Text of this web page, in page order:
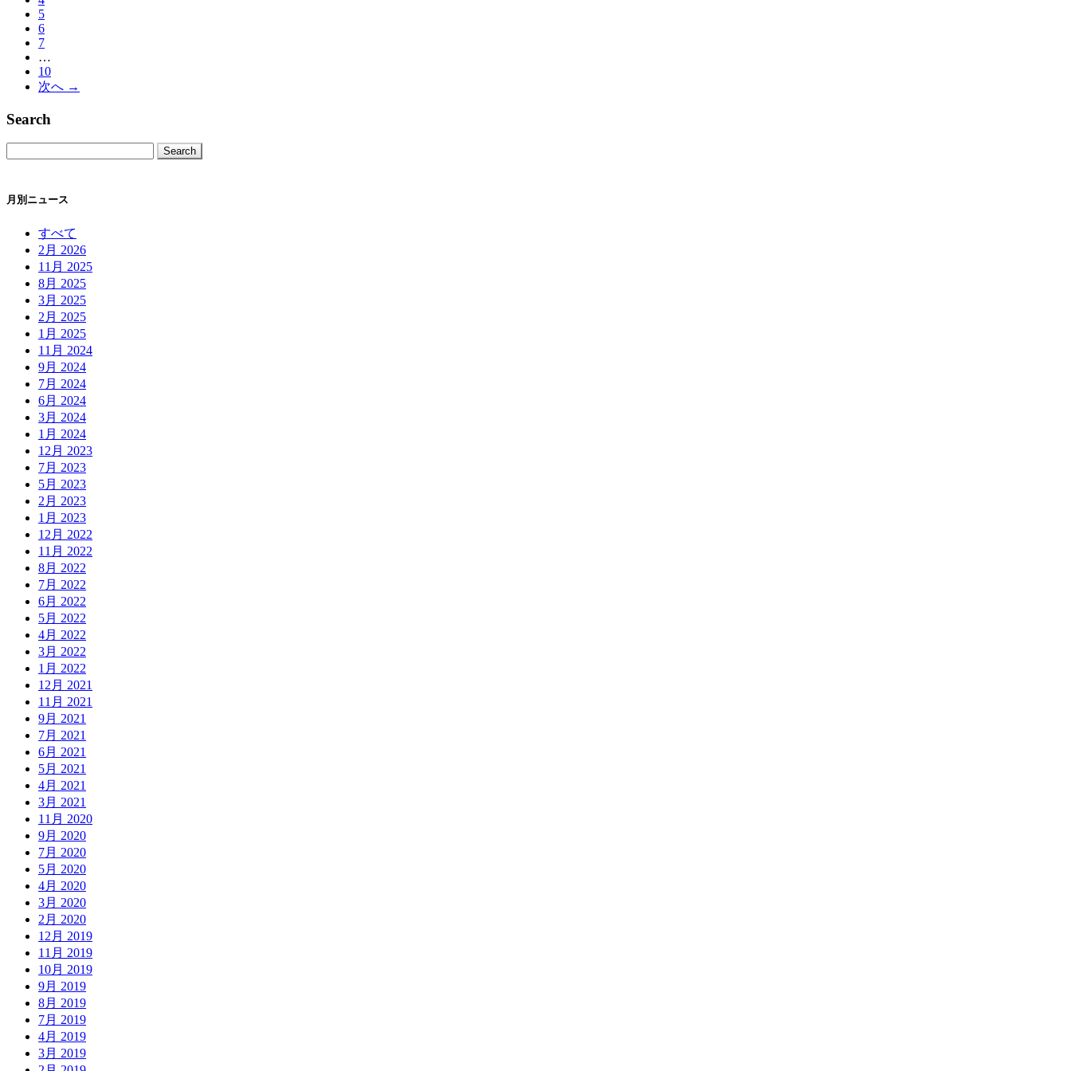
ー
ジ）
5
6
7
…
10
次へ →
Search
月別ニュース
すべて
2月 2026
11月 2025
8月 2025
3月 2025
2月 2025
1月 2025
11月 2024
9月 2024
7月 2024
6月 2024
3月 2024
1月 2024
12月 2023
7月 2023
5月 2023
2月 2023
1月 2023
12月 2022
11月 2022
8月 2022
7月 2022
6月 2022
5月 2022
4月 2022
3月 2022
1月 2022
12月 2021
11月 2021
9月 2021
7月 2021
6月 2021
5月 2021
4月 2021
3月 2021
11月 2020
9月 2020
7月 2020
5月 2020
4月 2020
3月 2020
2月 2020
12月 2019
11月 2019
10月 2019
9月 2019
8月 2019
7月 2019
4月 2019
3月 2019